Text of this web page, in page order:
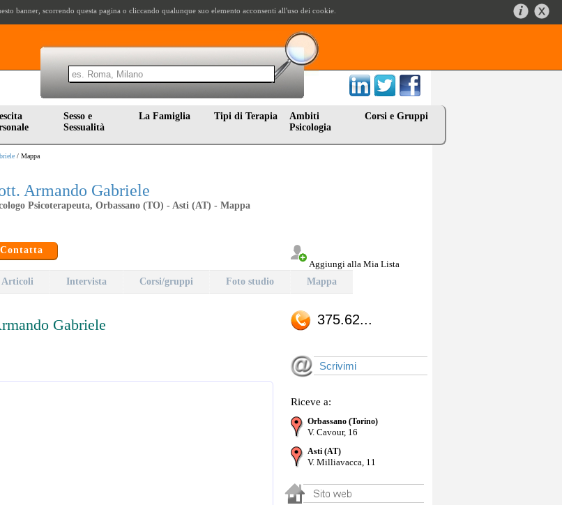
Sesso e
Sessualità
La Famiglia Tipi di Terapia
Ambiti
Psicologia
Corsi e Gruppi
/ Mappa
Armando Gabriele
Psicoterapeuta, Orbassano (TO) - Asti (AT) - Mappa
Contatta
Aggiungi alla Mia Lista
Articoli Intervista Corsi/gruppi Foto studio Mappa
Gabriele 375.62...
Scrivimi
Riceve a:
Orbassano (Torino)
V. Cavour, 16
Asti (AT)
V. Milliavacca, 11
banner, scorrendo questa pagina o cliccando qualunque suo elemento acconsenti all'uso dei cookie.